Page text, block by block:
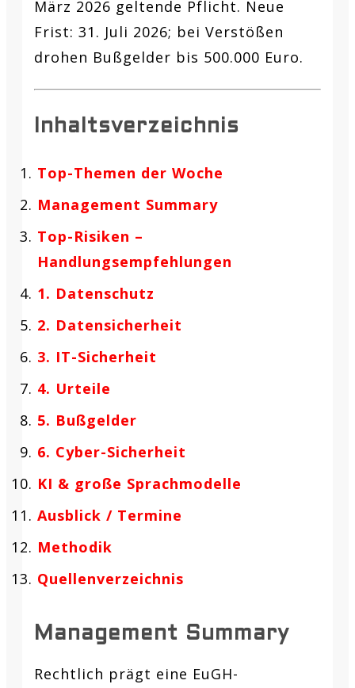
März 2026 geltende Pflicht. Neue
Frist: 31. Juli 2026; bei Verstößen
drohen Bußgelder bis 500.000 Euro.
Inhaltsverzeichnis
Top-Themen der Woche
Management Summary
Top-Risiken –
Handlungsempfehlungen
1. Datenschutz
2. Datensicherheit
3. IT-Sicherheit
4. Urteile
5. Bußgelder
6. Cyber-Sicherheit
KI & große Sprachmodelle
Ausblick / Termine
Methodik
Quellenverzeichnis
Management Summary
Rechtlich prägt eine EuGH-